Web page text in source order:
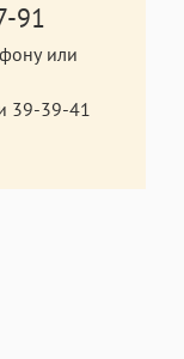
91
или
39-39-41